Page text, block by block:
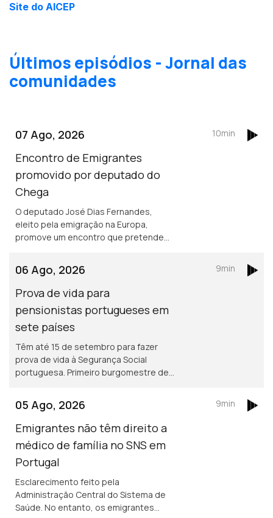
Site do AICEP
Últimos episódios - Jornal das
comunidades
07 Ago, 2026
Encontro de Emigrantes
promovido por deputado do
Chega
O deputado José Dias Fernandes,
eleito pela emigração na Europa,
promove um encontro que pretende
emigrantes de Fafe.
10min
06 Ago, 2026
Prova de vida para
pensionistas portugueses em
sete países
Têm até 15 de setembro para fazer
prova de vida à Segurança Social
portuguesa. Primeiro burgomestre de
para além de 2029.
9min
05 Ago, 2026
Emigrantes não têm direito a
médico de família no SNS em
Portugal
Esclarecimento feito pela
Administração Central do Sistema de
Saúde. No entanto, os emigrantes
9min